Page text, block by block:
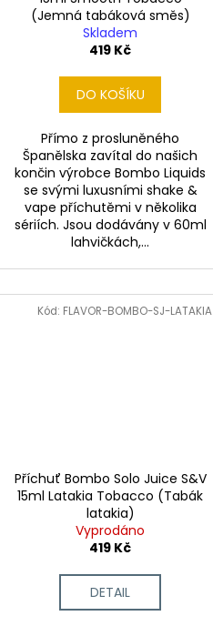
(Jemná tabáková směs)
Skladem
419 Kč
DO KOŠÍKU
Přímo z prosluněného
Španělska zavítal do našich
končin výrobce Bombo Liquids
se svými luxusními shake &
vape příchutěmi v několika
sériích. Jsou dodávány v 60ml
lahvičkách,...
Příchuť Bombo Solo Juice S&V
15ml Latakia Tobacco (Tabák
latakia)
Vyprodáno
419 Kč
DETAIL
Kód: FLAVOR-BOMBO-SJ-LATAKIA